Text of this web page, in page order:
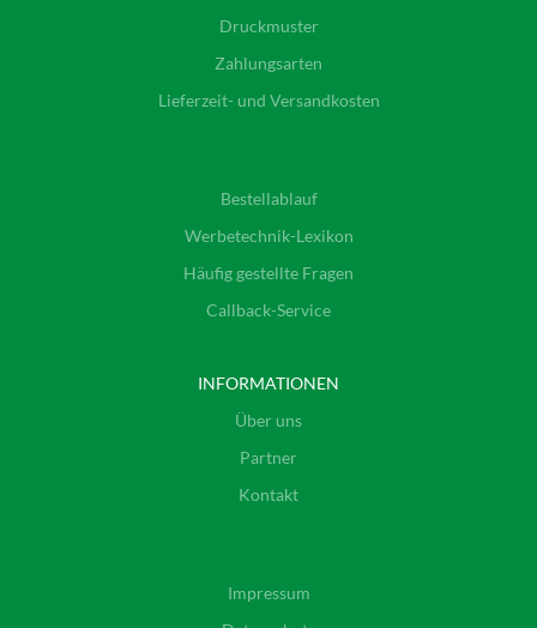
Druckmuster
Zahlungsarten
Lieferzeit- und Versandkosten
Bestellablauf
Werbetechnik-Lexikon
Häufig gestellte Fragen
Callback-Service
INFORMATIONEN
Über uns
Partner
Kontakt
Impressum